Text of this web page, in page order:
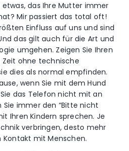
das Ihre Mutter immer
Mir passiert das total oft!
Einfluss auf uns und sind
das gilt auch für die Art und
umgehen. Zeigen Sie Ihren
Zeit ohne technische
dies als normal empfinden.
wenn Sie mit dem Hund
das Telefon nicht mit an
Sie immer den “Bitte nicht
Ihren Kindern sprechen. Je
verbringen, desto mehr
mit Menschen.